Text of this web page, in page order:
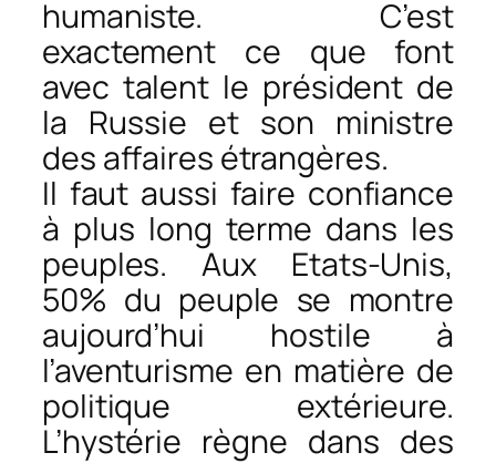
humaniste. C’est
exactement ce que font
avec talent le président de
la Russie et son ministre
des affaires étrangères.
Il faut aussi faire confiance
à plus long terme dans les
peuples. Aux Etats-Unis,
50% du peuple se montre
aujourd’hui hostile à
l’aventurisme en matière de
politique extérieure.
L’hystérie règne dans des